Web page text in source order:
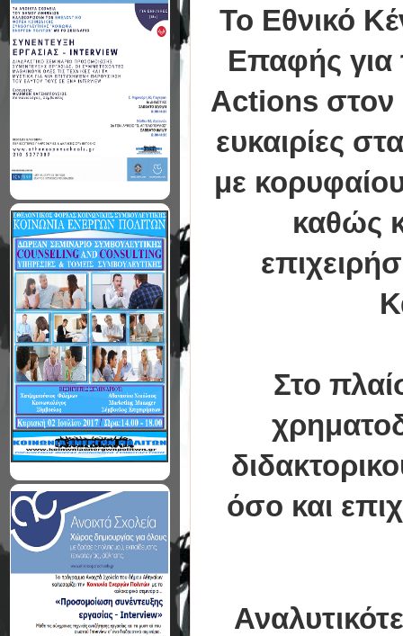
Το Εθνικό
Επαφής για
Actions στον
ευκαιρίες
με
καθώς
Στο
όσο και